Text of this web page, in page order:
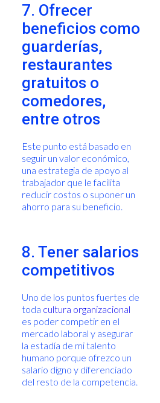
7. Ofrecer
beneficios como
guarderías,
restaurantes
gratuitos o
comedores,
entre otros
Este punto está basado en
seguir un valor económico,
una estrategia de apoyo al
trabajador que le facilita
reducir costos o suponer un
ahorro para su beneficio.
8. Tener salarios
competitivos
Uno de los puntos fuertes de
toda cultura organizacional
es poder competir en el
mercado laboral y asegurar
la estadía de mi talento
humano porque ofrezco un
salario digno y diferenciado
del resto de la competencia.